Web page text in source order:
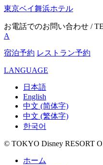
東京ベイ舞浜ホテル
お電話でのお問い合わせ /
A
宿泊予約 レストラン予約
LANGUAGE
日本語
English
中文 (简体字)
中文 (繁体字)
한국어
© TOKYO Disney RESORT
ホーム